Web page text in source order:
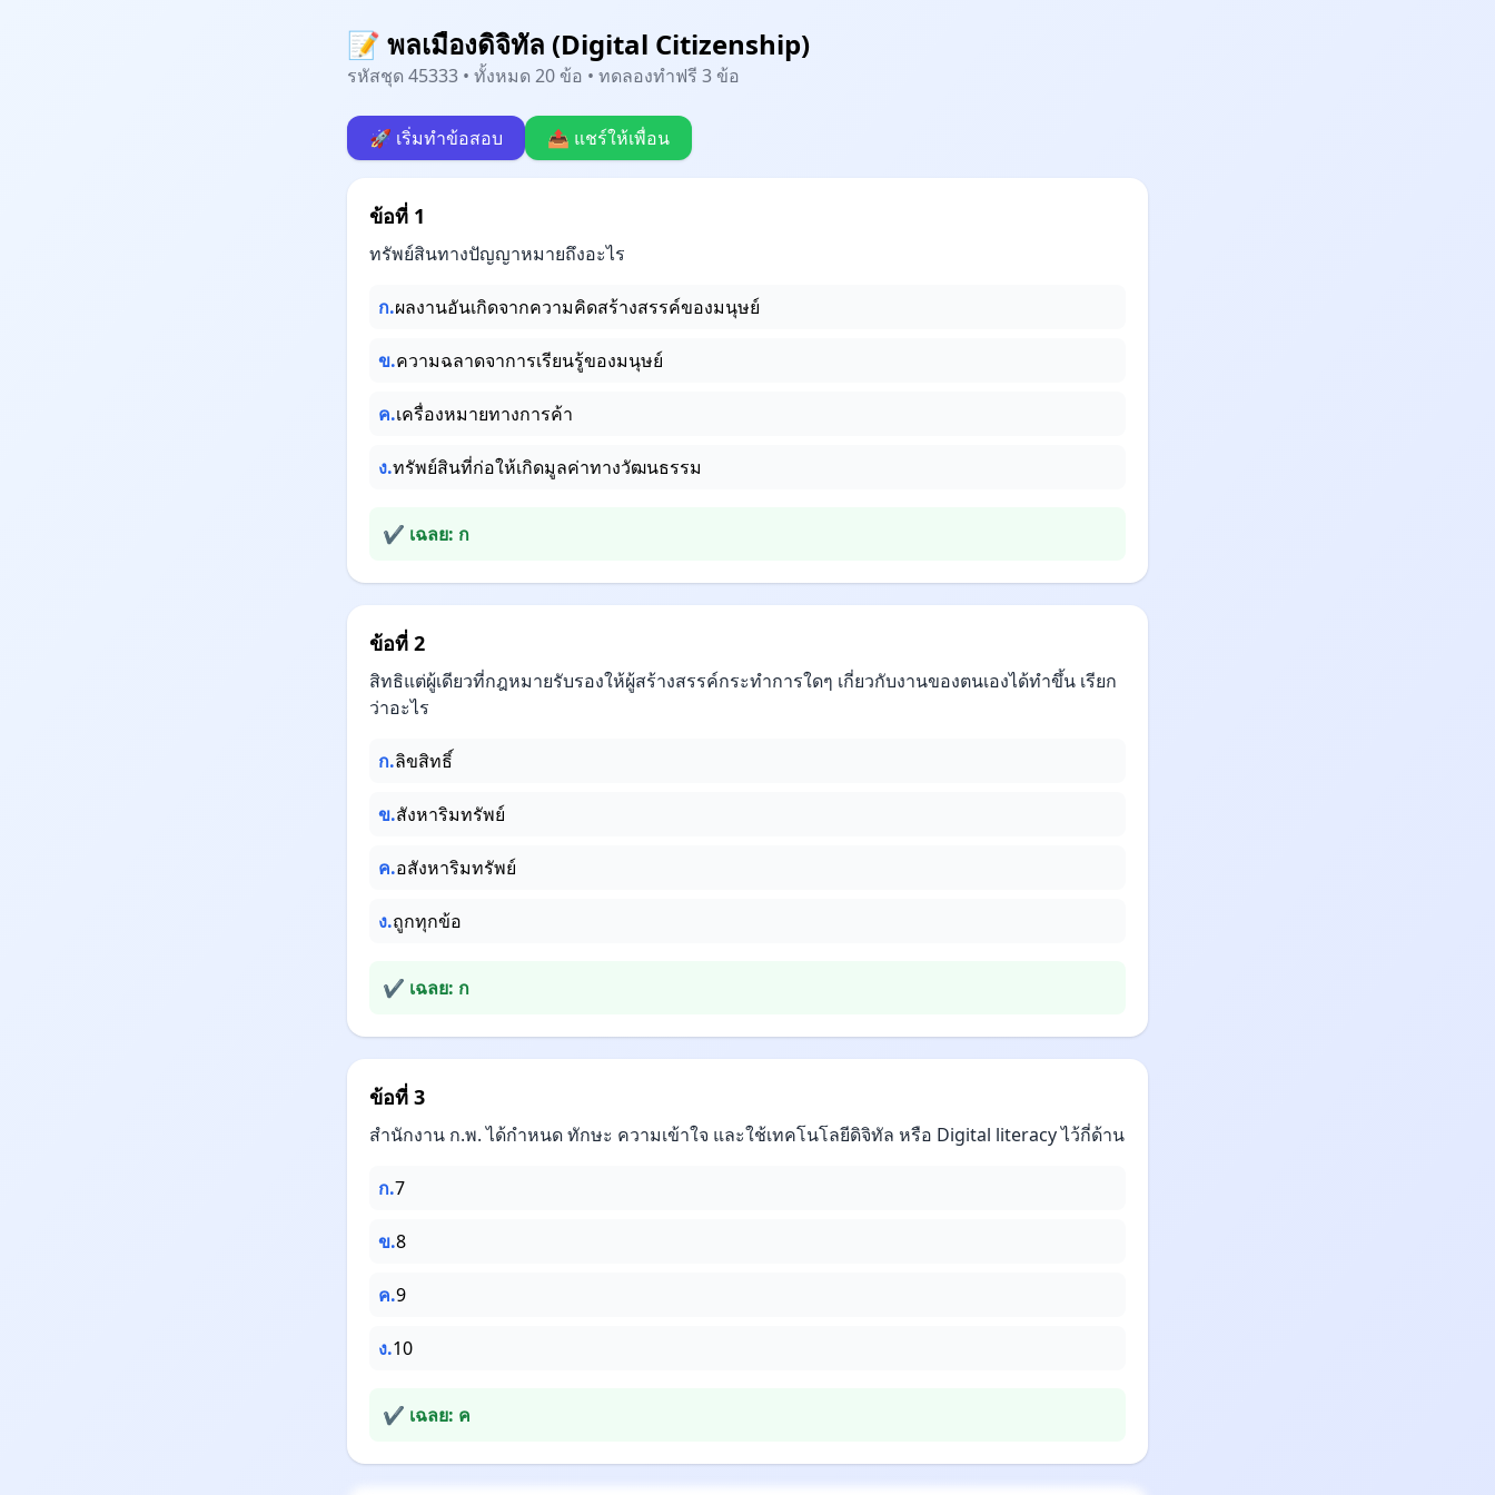
📝 พลเมืองดิจิทัล (Digital Citizenship)
รหัสชุด 45333 • ทั้งหมด 20 ข้อ • ทดลองทำฟรี 3 ข้อ
🚀 เริ่มทำข้อสอบ 📤 แชร์ให้เพื่อน
ข้อที่ 1
ทรัพย์สินทางปัญญาหมายถึงอะไร
ก.ผลงานอันเกิดจากความคิดสร้างสรรค์ของมนุษย์
ข.ความฉลาดจาการเรียนรู้ของมนุษย์
ค.เครื่องหมายทางการค้า
ง.ทรัพย์สินที่ก่อให้เกิดมูลค่าทางวัฒนธรรม
✔ เฉลย: ก
ข้อที่ 2
สิทธิแต่ผู้เดียวที่กฎหมายรับรองให้ผู้สร้างสรรค์กระทำการใดๆ เกี่ยวกับงานของตนเองได้ทำขึ้น เรียก
ว่าอะไร
ก.ลิขสิทธิ์
ข.สังหาริมทรัพย์
ค.อสังหาริมทรัพย์
ง.ถูกทุกข้อ
✔ เฉลย: ก
ข้อที่ 3
สำนักงาน ก.พ. ได้กำหนด ทักษะ ความเข้าใจ และใช้เทคโนโลยีดิจิทัล หรือ Digital literacy ไว้กี่ด้าน
ก.7
ข.8
ค.9
ง.10
✔ เฉลย: ค